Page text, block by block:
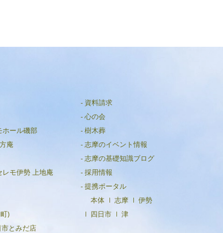
ホール磯部
庵
レモ伊勢 上地庵
)
とみだ店
資料請求
心の会
樹木葬
志摩のイベント情報
志摩の基礎知識ブログ
採用情報
提携ポータル
本体
志摩
伊勢
四日市
津